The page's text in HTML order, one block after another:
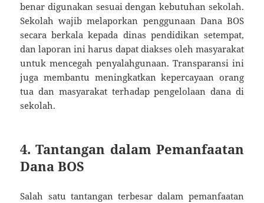
benar digunakan sesuai dengan kebutuhan sekolah.
Sekolah wajib melaporkan penggunaan Dana BOS
secara berkala kepada dinas pendidikan setempat,
dan laporan ini harus dapat diakses oleh masyarakat
untuk mencegah penyalahgunaan. Transparansi ini
juga membantu meningkatkan kepercayaan orang
tua dan masyarakat terhadap pengelolaan dana di
sekolah.
4. Tantangan dalam Pemanfaatan
Dana BOS
Salah satu tantangan terbesar dalam pemanfaatan